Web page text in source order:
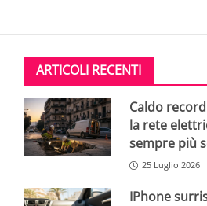
ARTICOLI RECENTI
Caldo
la rete
sempre più
25 Luglio 2026
IPhone